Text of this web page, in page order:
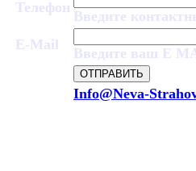
Телефон
Введите
E-Mail
Введите ваш E
Info@Neva-